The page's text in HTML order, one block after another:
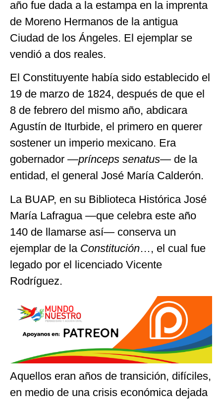
año fue dada a la estampa en la imprenta
de Moreno Hermanos de la antigua
Ciudad de los Ángeles. El ejemplar se
vendió a dos reales.
El Constituyente había sido establecido el
19 de marzo de 1824, después de que el
8 de febrero del mismo año, abdicara
Agustín de Iturbide, el primero en querer
sostener un imperio mexicano. Era
gobernador —prínceps senatus— de la
entidad, el general José María Calderón.
La BUAP, en su Biblioteca Histórica José
María Lafragua —que celebra este año
140 de llamarse así— conserva un
ejemplar de la Constitución…, el cual fue
legado por el licenciado Vicente
Rodríguez.
Aquellos eran años de transición, difíciles,
en medio de una crisis económica dejada